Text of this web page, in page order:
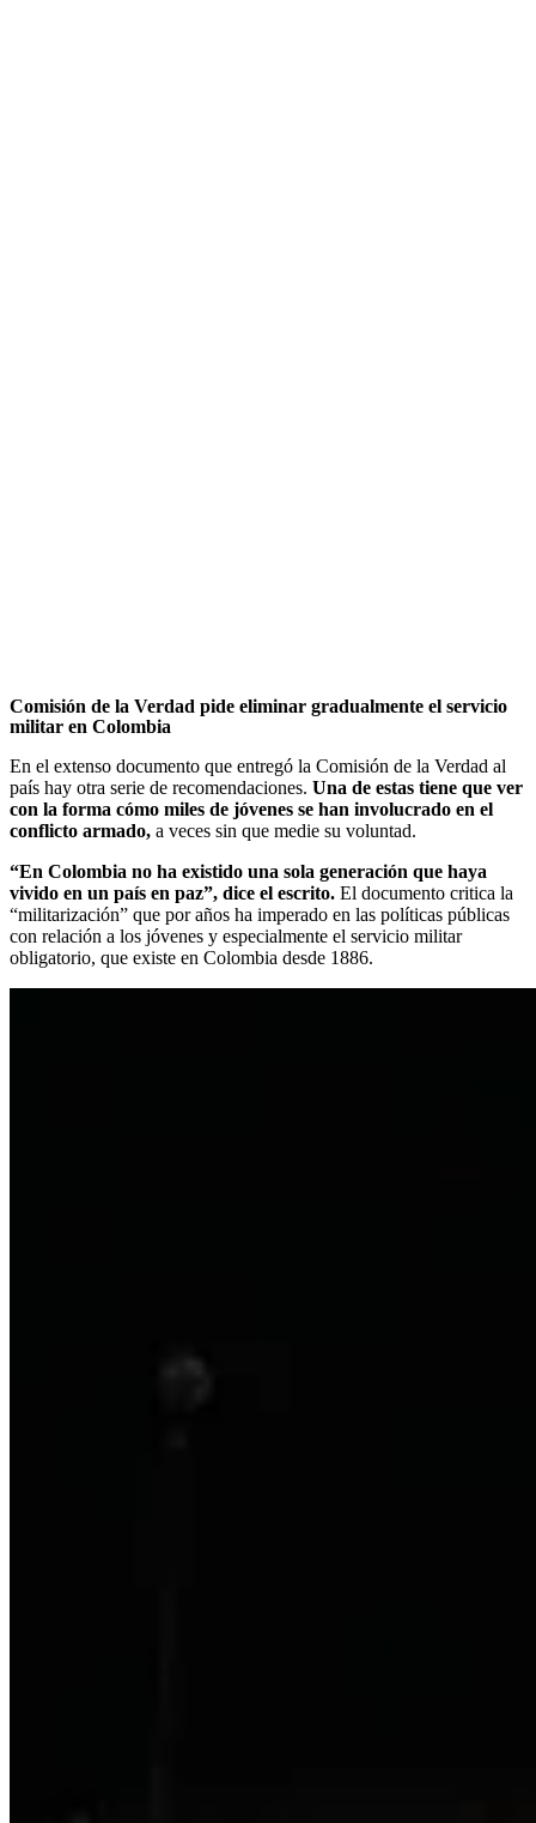
Comisión de la Verdad pide eliminar gradualmente el servicio
militar en Colombia
En el extenso documento que entregó la Comisión de la Verdad al
país hay otra serie de recomendaciones. Una de estas tiene que ver
con la forma cómo miles de jóvenes se han involucrado en el
conflicto armado, a veces sin que medie su voluntad.
“En Colombia no ha existido una sola generación que haya
vivido en un país en paz”, dice el escrito. El documento critica la
“militarización” que por años ha imperado en las políticas públicas
con relación a los jóvenes y especialmente el servicio militar
obligatorio, que existe en Colombia desde 1886.